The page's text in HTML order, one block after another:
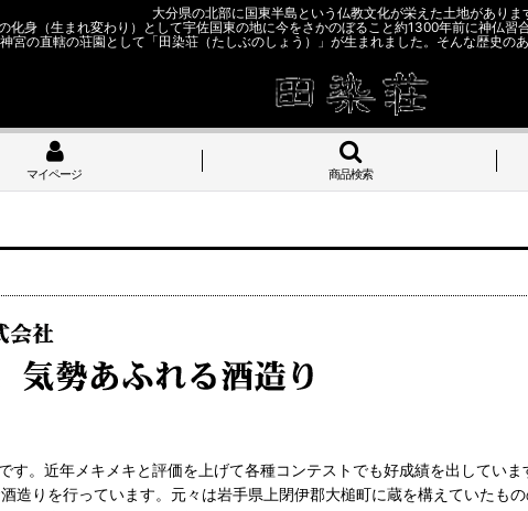
大分県の北部に国東半島という仏教文化が栄えた土地がありま
化身（生まれ変わり）として宇佐国東の地に今をさかのぼること約1300年前に神仏習
宮の直轄の荘園として「田染荘（たしぶのしょう）」が生まれました。そんな歴史の
マイページ 商品検索
す。近年メキメキと評価を上げて各種コンテストでも好成績を出してい
造りを行っています。元々は岩手県上閉伊郡大槌町に蔵を構えていたも